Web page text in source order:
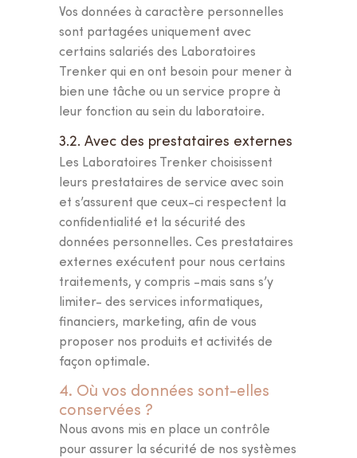
Vos données à caractère personnelles
sont partagées uniquement avec
certains salariés des Laboratoires
Trenker qui en ont besoin pour mener à
bien une tâche ou un service propre à
leur fonction au sein du laboratoire.
3.2. Avec des prestataires externes
Les Laboratoires Trenker choisissent
leurs prestataires de service avec soin
et s’assurent que ceux-ci respectent la
confidentialité et la sécurité des
données personnelles. Ces prestataires
externes exécutent pour nous certains
traitements, y compris -mais sans s’y
limiter- des services informatiques,
financiers, marketing, afin de vous
proposer nos produits et activités de
façon optimale.
4. Où vos données sont-elles
conservées ?
Nous avons mis en place un contrôle
pour assurer la sécurité de nos systèmes
JE COMMENCE LE TEST